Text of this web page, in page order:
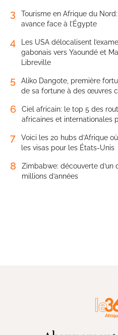
3
Tourisme en Afrique du
avance face à l’Égypte
4
Les USA délocalisent
gabonais vers Yaoundé et
Libreville
5
Aliko Dangote, première
de sa fortune à des œuvres
6
Ciel africain: le top 5 des
africaines et internationales
7
Voici les 20 hubs d’Afrique
les visas pour les États-Unis
8
Zimbabwe: découverte d’un
millions d’années